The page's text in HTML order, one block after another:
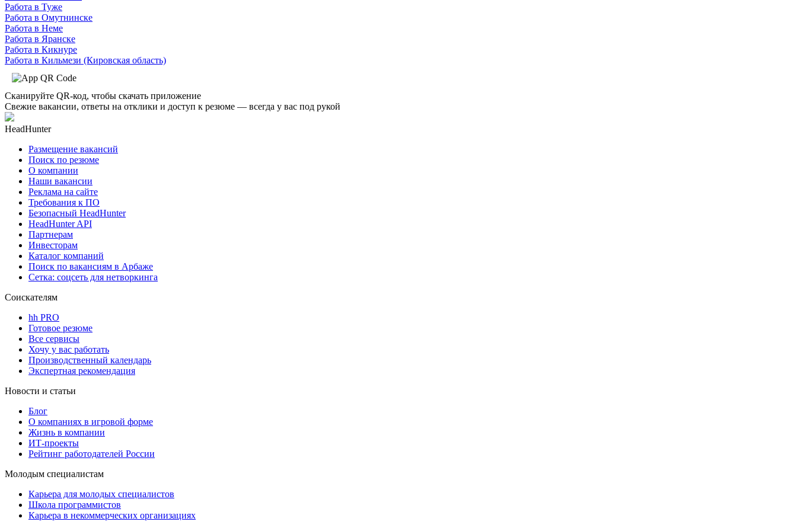
Работа в Туже
Работа в Омутнинске
Работа в Неме
Работа в Яранске
Работа в Кикнуре
Работа в Кильмези (Кировская область)
Сканируйте QR-код, чтобы скачать приложение
Свежие вакансии, ответы на отклики и доступ к резюме — всегда у вас под рукой
HeadHunter
Размещение вакансий
Поиск по резюме
О компании
Наши вакансии
Реклама на сайте
Требования к ПО
Безопасный HeadHunter
HeadHunter API
Партнерам
Инвесторам
Каталог компаний
Поиск по вакансиям в Арбаже
Сетка: соцсеть для нетворкинга
Соискателям
hh PRO
Готовое резюме
Все сервисы
Хочу у вас работать
Производственный календарь
Экспертная рекомендация
Новости и статьи
Блог
О компаниях в игровой форме
Жизнь в компании
ИТ-проекты
Рейтинг работодателей России
Молодым специалистам
Карьера для молодых специалистов
Школа программистов
Карьера в некоммерческих организациях